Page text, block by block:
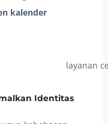
kalender
Identitas